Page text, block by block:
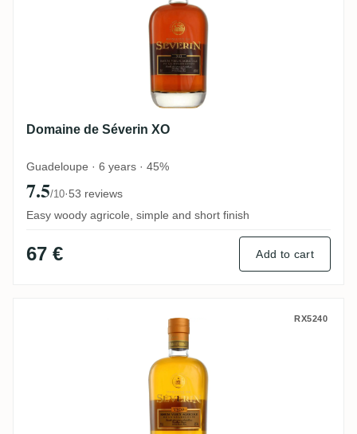
Domaine de Séverin XO
Guadeloupe · 6 years · 45%
7.5/10·53 reviews
Easy woody agricole, simple and short finish
67 € Add to cart
Domaine de Séverin VSOP RX5240